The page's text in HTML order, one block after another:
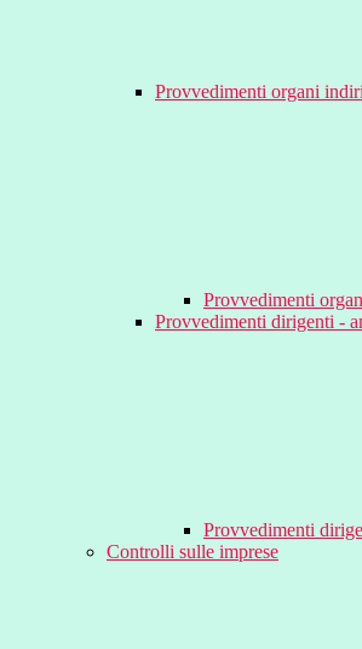
Provvedimenti organi
Provvedimenti
Provvedimenti dirigenti -
Provvedimenti
Controlli sulle imprese